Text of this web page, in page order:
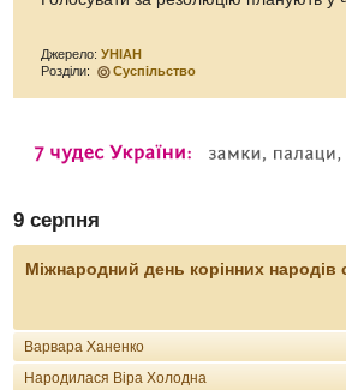
Джерело:УНІАН
Розділи:
Суспільство
9 серпня
Міжнародний день корінних народів
Варвара Ханенко
Народилася Віра Холодна